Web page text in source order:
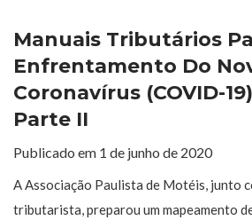
Manuais Tributários
Enfrentamento Do
Coronavírus (COVID-
Parte II
Publicado em 1 de junho de 2020
A Associação Paulista de Motéis, junto
tributarista, preparou um mapeamento